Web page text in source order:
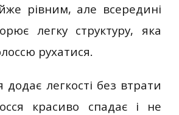
рівним, але всередині
легку структуру, яка
рухатися.
легкості без втрати
красиво спадає і не